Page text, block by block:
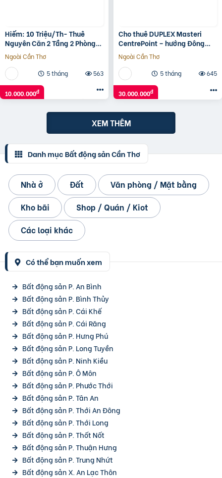
Hiếm: 10 Triệu/Th- Thuê
Nguyên Căn 2 Tầng 2 Phòng
Ngủ- Hẻm Xe Hơi- Quận
Trung Tâm. Lh: 0933910039
Ngoài Cần Thơ
5 tháng
563
10.000.000đ
Cho thuê DUPLEX Masteri
CentrePoint – hướng Đông
Nam, căn góc phù hợp ở vừa
kinh doanh
Ngoài Cần Thơ
5 tháng
645
30.000.000đ
XEM THÊM
Danh mục Bất động sản Cần Thơ
Nhà ở Đất
Văn phòng / Mặt bằng
Kho bãi
Shop / Quán / Kiot
Các loại khác
Có thể bạn muốn xem
Bất động sản P. An Bình
Bất động sản P. Bình Thủy
Bất động sản P. Cái Khế
Bất động sản P. Cái Răng
Bất động sản P. Hưng Phú
Bất động sản P. Long Tuyền
Bất động sản P. Ninh Kiều
Bất động sản P. Ô Môn
Bất động sản P. Phước Thới
Bất động sản P. Tân An
Bất động sản P. Thới An Đông
Bất động sản P. Thới Long
Bất động sản P. Thốt Nốt
Bất động sản P. Thuận Hưng
Bất động sản P. Trung Nhứt
Bất động sản X. An Lạc Thôn